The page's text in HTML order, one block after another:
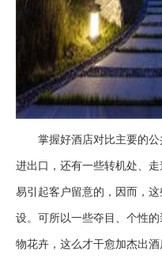
掌握好酒店对比主要的
进出口，还有一些转机处、
易引起客户留意的，因而，
设。可所以一些夺目、个性
物花卉，这么才干愈加杰出酒